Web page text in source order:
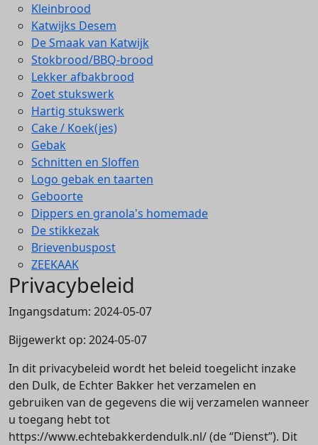
Kleinbrood
Katwijks Desem
De Smaak van Katwijk
Stokbrood/BBQ-brood
Lekker afbakbrood
Zoet stukswerk
Hartig stukswerk
Cake / Koek(jes)
Gebak
Schnitten en Sloffen
Logo gebak en taarten
Geboorte
Dippers en granola's homemade
De stikkezak
Brievenbuspost
ZEEKAAK
Privacybeleid
Ingangsdatum: 2024-05-07
Bijgewerkt op: 2024-05-07
In dit privacybeleid wordt het beleid toegelicht inzake
den Dulk, de Echter Bakker het verzamelen en
gebruiken van de gegevens die wij verzamelen wanneer
u toegang hebt tot
https://www.echtebakkerdendulk.nl/ (de “Dienst”). Dit